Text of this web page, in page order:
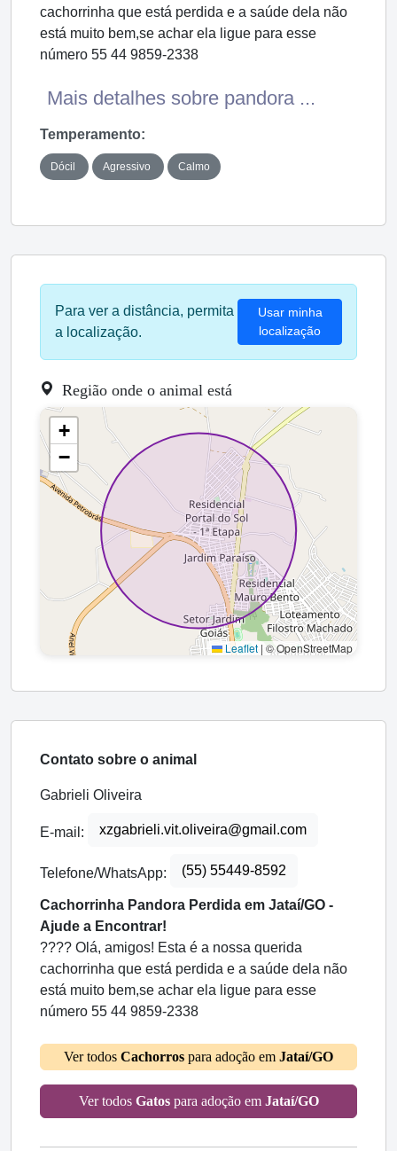
cachorrinha que está perdida e a saúde dela não
está muito bem,se achar ela ligue para esse
número 55 44 9859-2338
Mais detalhes sobre pandora ...
Temperamento:
Dócil Agressivo Calmo
Para ver a distância, permita
a localização.
Usar minha
localização
Região onde o animal está
+
−
Leaflet | © OpenStreetMap
Contato sobre o animal
Gabrieli Oliveira
E-mail: xzgabrieli.vit.oliveira@gmail.com
Telefone/WhatsApp: (55) 55449-8592
Cachorrinha Pandora Perdida em Jataí/GO -
Ajude a Encontrar!
???? Olá, amigos! Esta é a nossa querida
cachorrinha que está perdida e a saúde dela não
está muito bem,se achar ela ligue para esse
número 55 44 9859-2338
Ver todos Cachorros para adoção em Jataí/GO
Ver todos Gatospara adoção em Jataí/GO